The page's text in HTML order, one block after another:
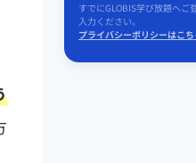
すでにGLOBIS学び放題へ
入力ください。
プライバシーポリシーはこち